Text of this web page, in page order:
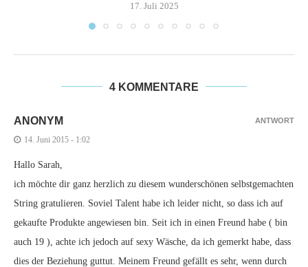
17. Juli 2025
4 KOMMENTARE
ANONYM
14. Juni 2015 - 1:02
Hallo Sarah,
ich möchte dir ganz herzlich zu diesem wunderschönen selbstgemachten
String gratulieren. Soviel Talent habe ich leider nicht, so dass ich auf
gekaufte Produkte angewiesen bin. Seit ich in einen Freund habe ( bin
auch 19 ), achte ich jedoch auf sexy Wäsche, da ich gemerkt habe, dass
dies der Beziehung guttut. Meinem Freund gefällt es sehr, wenn durch
ANTWORT